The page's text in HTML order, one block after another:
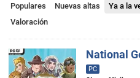
Populares Nuevas altas Ya a la
Valoración
National
PC